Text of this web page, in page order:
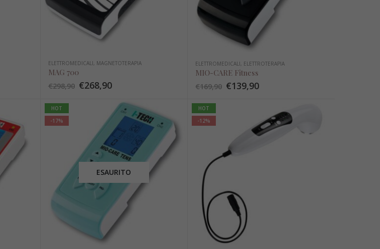
ELETTROMEDICALI, MAGNETOTERAPIA
MAG 700
€298,90 €268,90
ELETTROMEDICALI, ELETTROTERAPIA
MIO-CARE Fitness
€169,90 €139,90
HOT
-17%
ESAURITO
HOT
-12%
Disco rigido girevole
€
€
319,90
Disco rigido girevole
€79,00
€63,50